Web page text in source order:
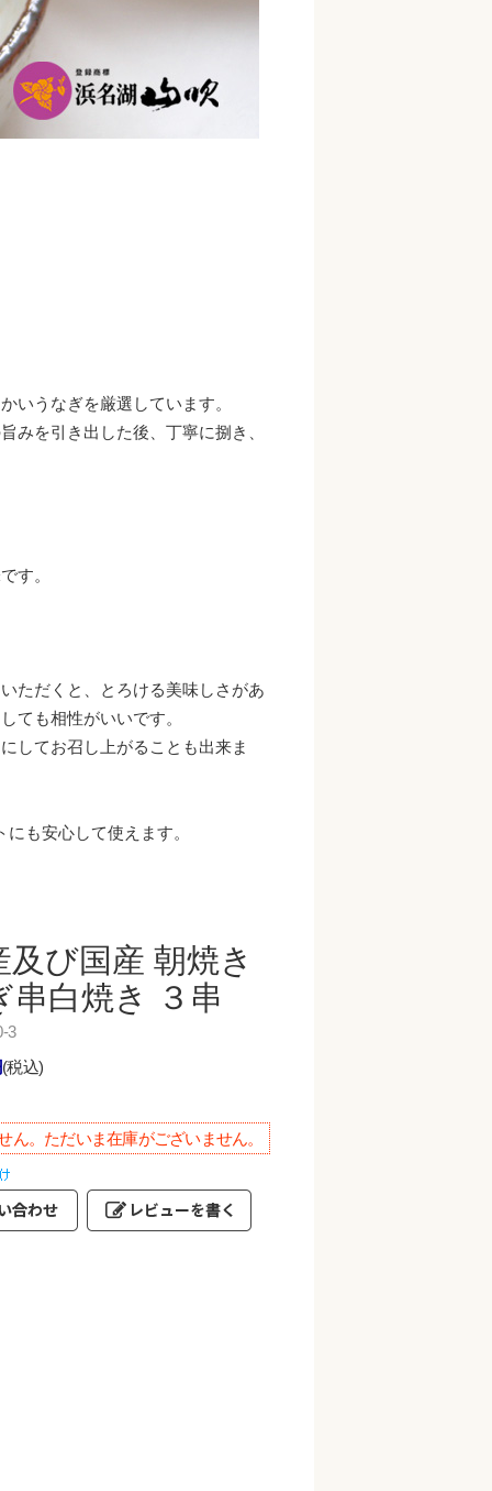
いうなぎを厳選しています。
みを引き出した後、丁寧に捌き、
す。
ただくと、とろける美味しさがあ
ても相性がいいです。
してお召し上がることも出来ま
も安心して使えます。
及び国産 朝焼き
串白焼き ３串
3
(税込)
ん。ただいま在庫がございません。